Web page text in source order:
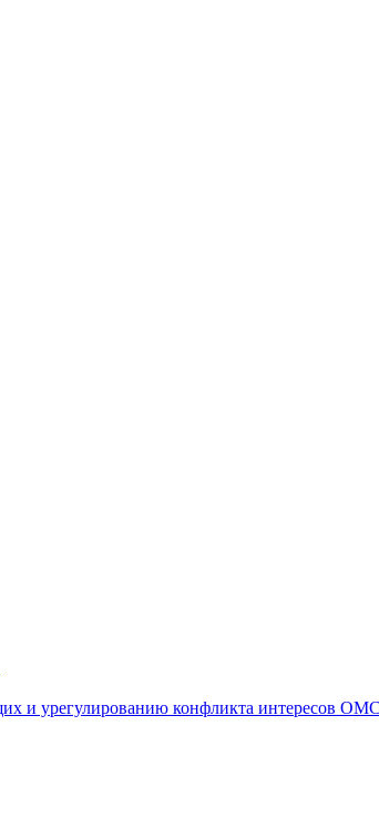
и урегулированию конфликта интересов ОМС